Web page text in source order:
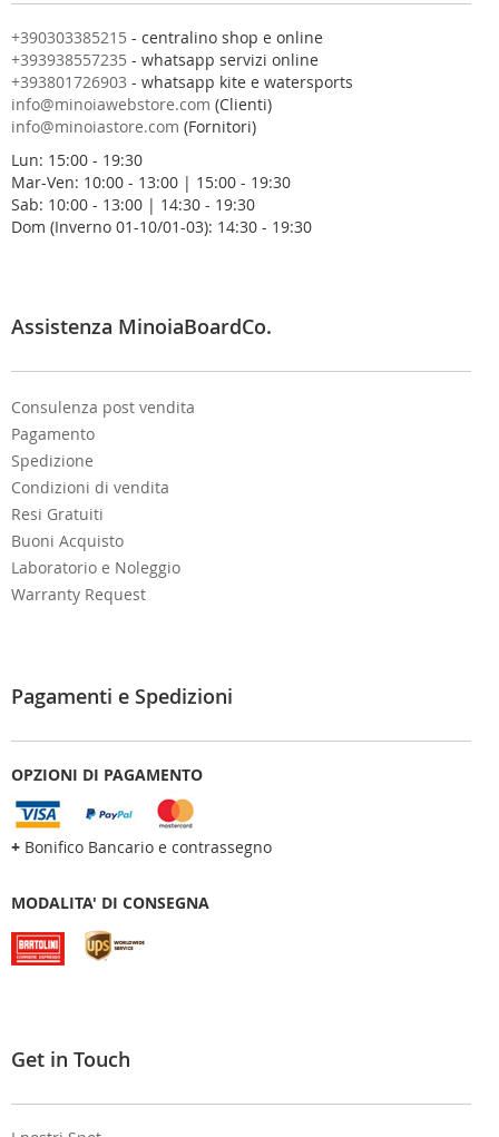
n
o
s
t
r
a
e
w
s
l
e
:
+390303385215 - centralino shop e online
+393938557235 - whatsapp servizi online
+393801726903 - whatsapp kite e watersports
info@minoiawebstore.com (Clienti)
info@minoiastore.com (Fornitori)
Lun: 15:00 - 19:30
Mar-Ven: 10:00 - 13:00 | 15:00 - 19:30
Sab: 10:00 - 13:00 | 14:30 - 19:30
Dom (Inverno 01-10/01-03): 14:30 - 19:30
Assistenza MinoiaBoardCo.
Consulenza post vendita
Pagamento
Spedizione
Condizioni di vendita
Resi Gratuiti
Buoni Acquisto
Laboratorio e Noleggio
Warranty Request
Pagamenti e Spedizioni
OPZIONI DI PAGAMENTO
+ Bonifico Bancario e contrassegno
MODALITA' DI CONSEGNA
Get in Touch